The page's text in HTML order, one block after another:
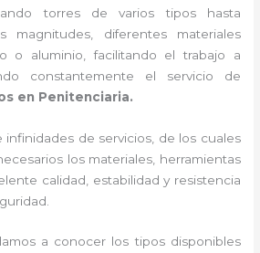
torres de varios tipos hasta
magnitudes, diferentes materiales
o aluminio, facilitando el trabajo a
constantemente el servicio de
en Penitenciaria.
infinidades de servicios, de los cuales
los materiales, herramientas
calidad, estabilidad y resistencia
a conocer los tipos disponibles